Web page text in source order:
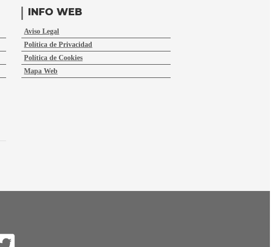
INFO WEB
Aviso Legal
Política de Privacidad
Política de Cookies
Mapa Web